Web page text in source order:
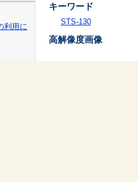
利用に
キーワード
STS-130
高解像度画像